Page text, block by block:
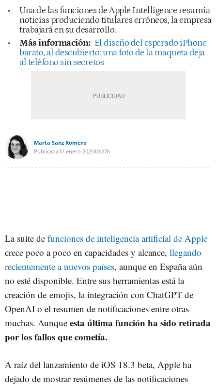
Una de las funciones de Apple Intelligence resumía
noticias produciendo titulares erróneos, la empresa
trabajará en su desarrollo.
Más información: El diseño del esperado iPhone
barato, al descubierto: una foto de la maqueta deja
al teléfono sin secretos
Marta Sanz Romero
Publicada17 enero 202510:27h
La suite de funciones de inteligencia artificial de Apple
crece poco a poco en capacidades y alcance, llegando
recientemente a nuevos países, aunque en España aún
no esté disponible. Entre sus herramientas está la
creación de emojis, la integración con ChatGPT de
OpenAI o el resumen de notificaciones entre otras
muchas. Aunque esta última función ha sido retirada
por los fallos que cometía.
A raíz del lanzamiento de iOS 18.3 beta, Apple ha
dejado de mostrar resúmenes de las notificaciones